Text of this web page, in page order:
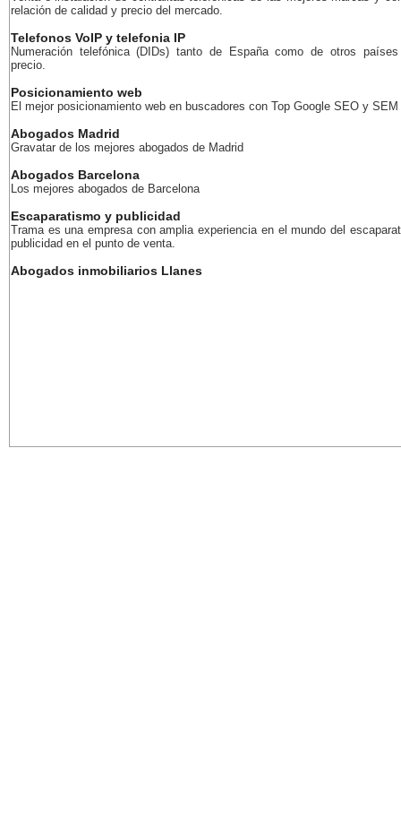
relación de calidad y precio del mercado.
Telefonos VoIP y telefonia IP
Numeración telefónica (DIDs) tanto de España como de otros
precio.
Posicionamiento web
El mejor posicionamiento web en buscadores con Top Google SEO y SEM
Abogados Madrid
Gravatar de los mejores abogados de Madrid
Abogados Barcelona
Los mejores abogados de Barcelona
Escaparatismo y publicidad
Trama es una empresa con amplia experiencia en el mundo del
publicidad en el punto de venta.
Abogados inmobiliarios Llanes